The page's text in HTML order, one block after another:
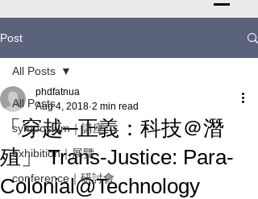
Post
All Posts
symposium｜講座
exhibition｜展覽
conference｜研討會
All Posts
「穿越─正義：科技＠潛
殖」 Trans-Justice: Para-
Colonial@Technology
phdfatnua
Aug 4, 2018 2 min read